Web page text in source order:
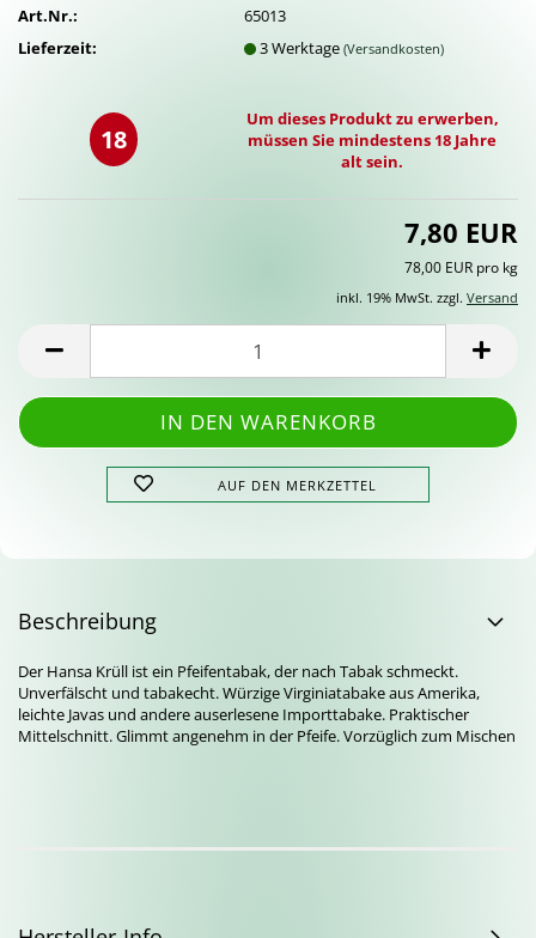
Art.Nr.:
65013
Lieferzeit:
3 Werktage(Versandkosten)
18
Um dieses Produkt zu erwerben,
müssen Sie mindestens 18 Jahre
alt sein.
7,80 EUR
78,00 EUR pro kg
inkl. 19% MwSt. zzgl. Versand
AUF DEN MERKZETTEL
Beschreibung
Der Hansa Krüll ist ein Pfeifentabak, der nach Tabak schmeckt.
Unverfälscht und tabakecht. Würzige Virginiatabake aus Amerika,
leichte Javas und andere auserlesene Importtabake. Praktischer
Mittelschnitt. Glimmt angenehm in der Pfeife. Vorzüglich zum Mischen